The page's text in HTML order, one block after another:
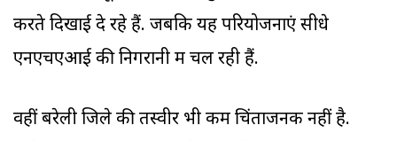
करते दिखाई दे रहे हैं. जबकि यह परियोजनाएं सीधे
एनएचएआई की निगरानी में चल रही हैं.
वहीं बरेली जिले की तस्वीर भी कम चिंताजनक नहीं है.